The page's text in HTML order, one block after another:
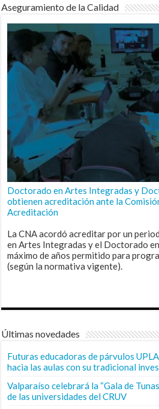
Aseguramiento de la Calidad
Doctorado en Artes Integradas y
obtienen acreditación ante la
Acreditación
La CNA acordó acreditar por un
en Artes Integradas y el Doctorado
máximo de años permitido para
(según la normativa vigente).
Últimas novedades
Futuras educadoras de párvulos
hacia las aulas con su tradicional
Valparaíso celebrará la “Gala de
de las universidades del CRUV